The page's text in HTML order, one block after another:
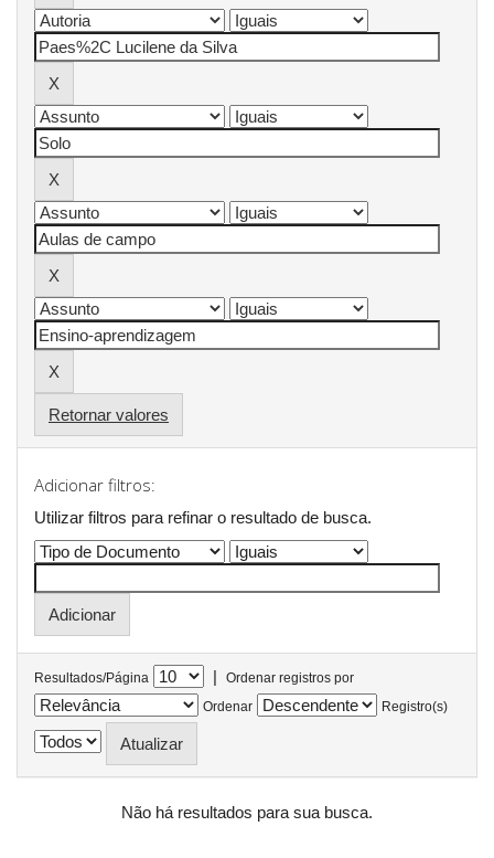
Retornar valores
Adicionar filtros:
Utilizar filtros para refinar o resultado de busca.
Resultados/Página |
Ordenar registros por
Ordenar
Registro(s)
Não há resultados para sua busca.